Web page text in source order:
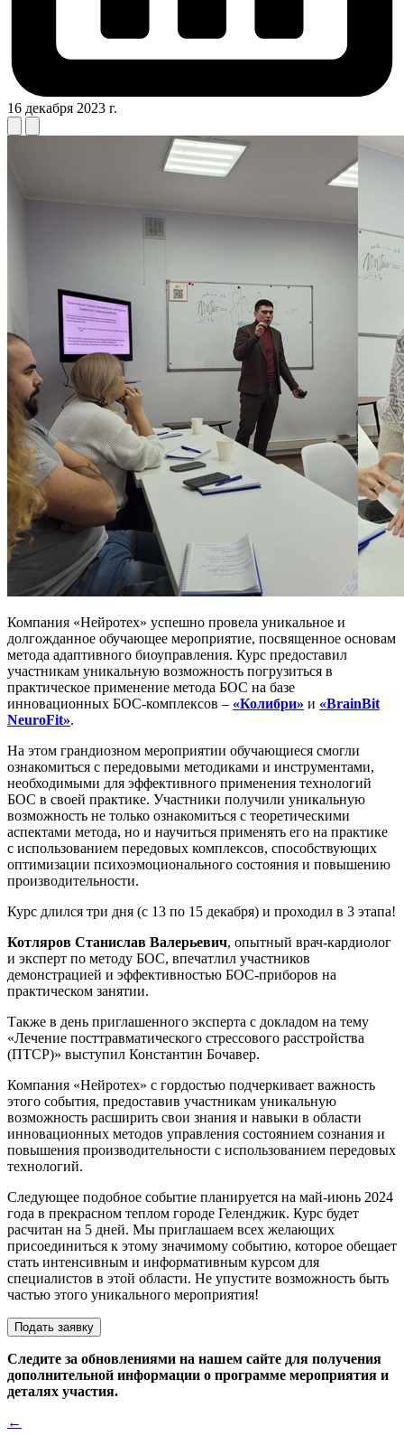
16 декабря 2023 г.
Компания «Нейротех» успешно провела уникальное и
долгожданное обучающее мероприятие, посвященное основам
метода адаптивного биоуправления. Курс предоставил
участникам уникальную возможность погрузиться в
практическое применение метода БОС на базе
инновационных БОС-комплексов – «Колибри» и «BrainBit
NeuroFit».
На этом грандиозном мероприятии обучающиеся смогли
ознакомиться с передовыми методиками и инструментами,
необходимыми для эффективного применения технологий
БОС в своей практике. Участники получили уникальную
возможность не только ознакомиться с теоретическими
аспектами метода, но и научиться применять его на практике
с использованием передовых комплексов, способствующих
оптимизации психоэмоционального состояния и повышению
производительности.
Курс длился три дня (с 13 по 15 декабря) и проходил в 3 этапа!
Котляров Станислав Валерьевич, опытный врач-кардиолог
и эксперт по методу БОС, впечатлил участников
демонстрацией и эффективностью БОС-приборов на
практическом занятии.
Также в день приглашенного эксперта с докладом на тему
«Лечение посттравматического стрессового расстройства
(ПТСР)» выступил Константин Бочавер.
Компания «Нейротех» с гордостью подчеркивает важность
этого события, предоставив участникам уникальную
возможность расширить свои знания и навыки в области
инновационных методов управления состоянием сознания и
повышения производительности с использованием передовых
технологий.
Следующее подобное событие планируется на май-июнь 2024
года в прекрасном теплом городе Геленджик. Курс будет
расчитан на 5 дней. Мы приглашаем всех желающих
присоединиться к этому значимому событию, которое обещает
стать интенсивным и информативным курсом для
специалистов в этой области. Не упустите возможность быть
частью этого уникального мероприятия!
Подать заявку
Следите за обновлениями на нашем сайте для получения
дополнительной информации о программе мероприятия и
деталях участия.
←